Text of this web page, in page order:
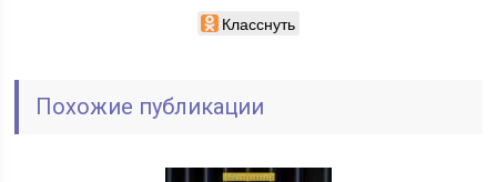
Класснуть
Похожие публикации